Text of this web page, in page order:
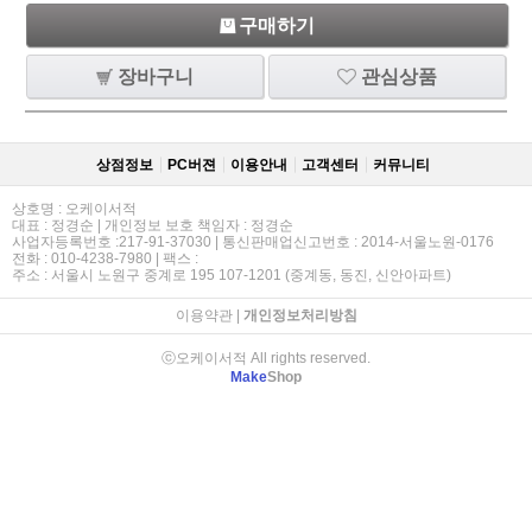
구매하기
장바구니 관심상품
상점정보 PC버젼 이용안내 고객센터 커뮤니티
상호명 : 오케이서적
대표 : 정경순 | 개인정보 보호 책임자 : 정경순
사업자등록번호 :217-91-37030 | 통신판매업신고번호 : 2014-서울노원-0176
전화 : 010-4238-7980 | 팩스 :
주소 : 서울시 노원구 중계로 195 107-1201 (중계동, 동진, 신안아파트)
이용약관| 개인정보처리방침
ⓒ오케이서적 All rights reserved.
MakeShop